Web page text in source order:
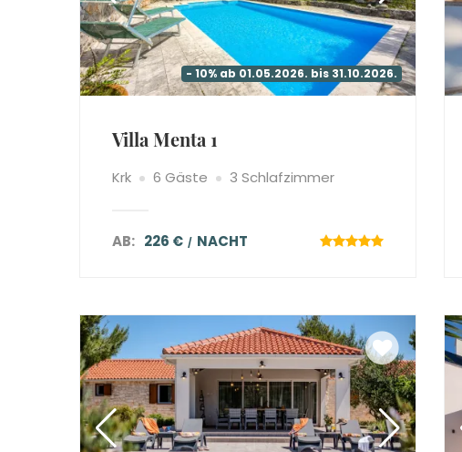
- 10% ab 01.05.2026. bis 31.10.2026.
Villa Menta 1
Krk 6 Gäste 3 Schlafzimmer
AB: 226 € NACHT